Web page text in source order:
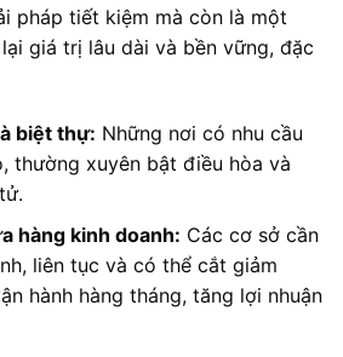
pháp tiết kiệm mà còn là một
giá trị lâu dài và bền vững, đặc
biệt thự: Những nơi có nhu cầu
thường xuyên bật điều hòa và
hàng kinh doanh: Các cơ sở cần
liên tục và có thể cắt giảm
hành hàng tháng, tăng lợi nhuận